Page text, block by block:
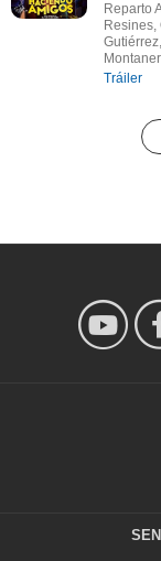
Reparto
Resines,
Montaner
Tráiler